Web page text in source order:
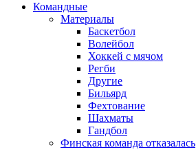
Командные
Материалы
Баскетбол
Волейбол
Хоккей с мячом
Регби
Другие
Бильярд
Фехтование
Шахматы
Гандбол
Финская команда отказалась